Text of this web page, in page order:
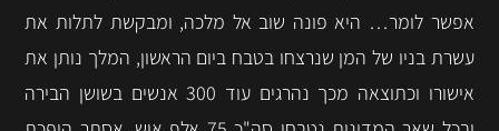
אפשר לומר… היא פונה שוב אל מלכה, ומבקשת לתלות את
עשרת בניו של המן שנרצחו בטבח ביום הראשון, המלך נותן את
אישורו וכתוצאה מכך נהרגים עוד 300 אנשים בשושן הבירה